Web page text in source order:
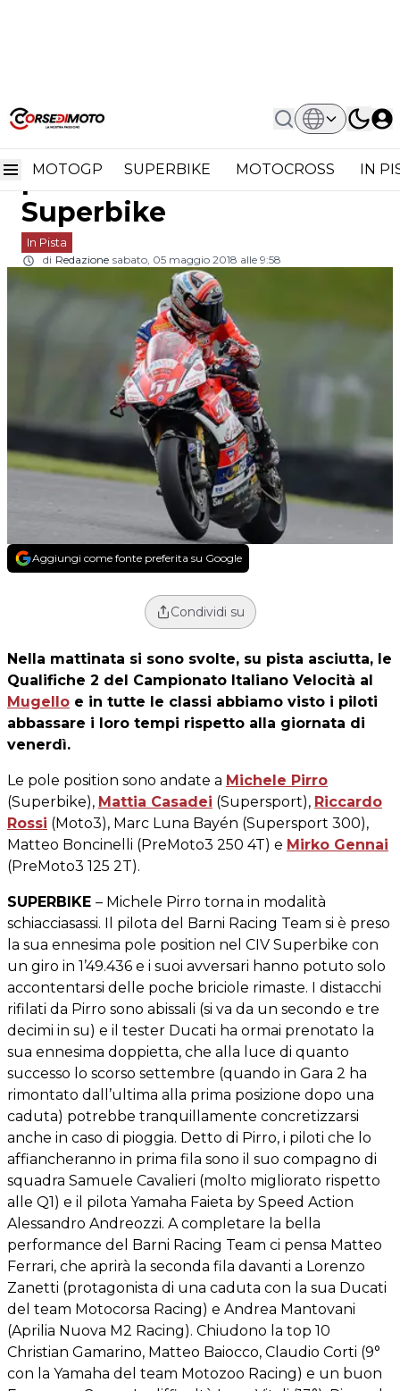
MOTOGP SUPERBIKE MOTOCROSS IN
Home In Pista
CIV Mugello 1: Ennesima Pole Di
CIV Mugello 1: Ennesima
pole di Michele Pirro in
Superbike
In Pista
di Redazione sabato, 05 maggio 2018 alle 9:58
Aggiungi come fonte preferita su Google
Condividi su
Nella mattinata si sono svolte, su pista asciutta, le
Qualifiche 2 del Campionato Italiano Velocità al
Mugello e in tutte le classi abbiamo visto i piloti
abbassare i loro tempi rispetto alla giornata di
venerdì.
Le pole position sono andate a Michele Pirro
(Superbike), Mattia Casadei (Supersport), Riccardo
Rossi (Moto3), Marc Luna Bayén (Supersport 300),
Matteo Boncinelli (PreMoto3 250 4T) e Mirko Gennai
(PreMoto3 125 2T).
SUPERBIKE – Michele Pirro torna in modalità
schiacciasassi. Il pilota del Barni Racing Team si è preso
la sua ennesima pole position nel CIV Superbike con
un giro in 1’49.436 e i suoi avversari hanno potuto solo
accontentarsi delle poche briciole rimaste. I distacchi
rifilati da Pirro sono abissali (si va da un secondo e tre
decimi in su) e il tester Ducati ha ormai prenotato la
sua ennesima doppietta, che alla luce di quanto
successo lo scorso settembre (quando in Gara 2 ha
rimontato dall’ultima alla prima posizione dopo una
caduta) potrebbe tranquillamente concretizzarsi
anche in caso di pioggia. Detto di Pirro, i piloti che lo
affiancheranno in prima fila sono il suo compagno di
squadra Samuele Cavalieri (molto migliorato rispetto
alle Q1) e il pilota Yamaha Faieta by Speed Action
Alessandro Andreozzi. A completare la bella
performance del Barni Racing Team ci pensa Matteo
Ferrari, che aprirà la seconda fila davanti a Lorenzo
Zanetti (protagonista di una caduta con la sua Ducati
del team Motocorsa Racing) e Andrea Mantovani
(Aprilia Nuova M2 Racing). Chiudono la top 10
Christian Gamarino, Matteo Baiocco, Claudio Corti (9°
con la Yamaha del team Motozoo Racing) e un buon